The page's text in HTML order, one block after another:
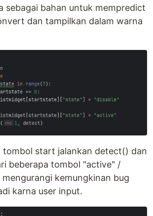
sebagai bahan untuk mempredict
dan tampilkan dalam warna
tombol start jalankan detect() dan
beberapa tombol "active" /
kemungkinan bug
karna user input.